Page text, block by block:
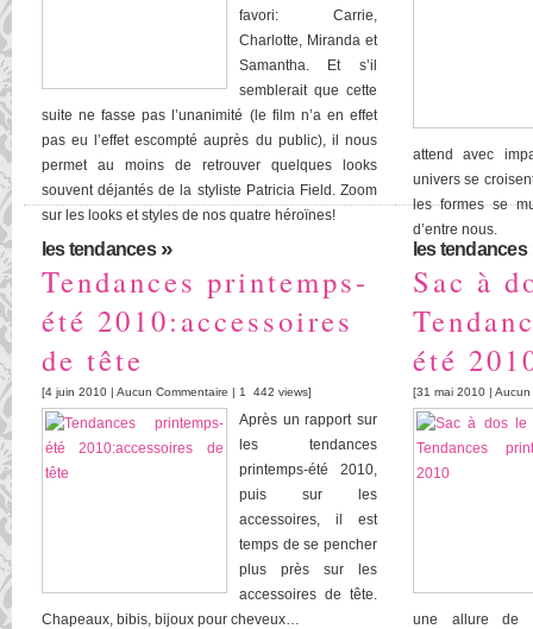
favori: Carrie,
Charlotte, Miranda et
Samantha. Et s’il
semblerait que cette
suite ne fasse pas l’unanimité (le film n’a en effet
pas eu l’effet escompté auprès du public), il nous
permet au moins de retrouver quelques looks
souvent déjantés de la styliste Patricia Field. Zoom
sur les looks et styles de nos quatre héroïnes!
attend avec
univers se
les formes se
d’entre nous.
les tendances»
Tendances printemps-
été 2010:accessoires
de tête
[4 juin 2010 | Aucun Commentaire | 1 442 views]
Après un rapport sur
les tendances
printemps-été 2010,
puis sur les
accessoires, il est
temps de se pencher
plus près sur les
accessoires de tête.
Chapeaux, bibis, bijoux pour cheveux…
les tendances
Sac à
été
[31 mai 2010 | Aucun
une allure de